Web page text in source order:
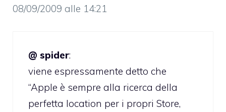
08/09/2009 alle 14:21
@ spider:
viene espressamente detto che
“Apple è sempre alla ricerca della
perfetta location per i propri Store,